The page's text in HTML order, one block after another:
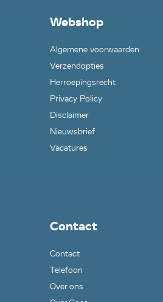
Webshop
Algemene voorwaarden
Verzendopties
Herroepingsrecht
Privacy Policy
Disclaimer
Nieuwsbrief
Vacatures
Contact
Contact
Telefoon
Over ons